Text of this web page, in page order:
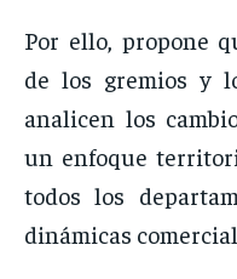
Por ello, propone
de los gremios y
analicen los
un enfoque
todos los
dinámicas